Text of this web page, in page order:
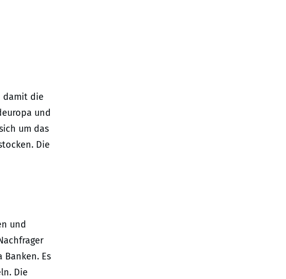
damit die
und
um das
Die
und
Es
Die